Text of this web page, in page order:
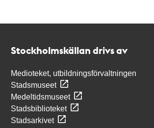
Stockholmskällan drivs av
Medioteket, utbildningsförvaltningen
Stadsmuseet
Medeltidsmuseet
Stadsbiblioteket
Stadsarkivet